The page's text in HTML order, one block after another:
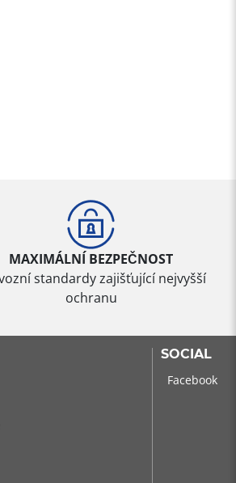
MAXIMÁLNÍ BEZPEČNOST
standardy zajišťující nejvyšší
ochranu
SOCIAL
Facebook